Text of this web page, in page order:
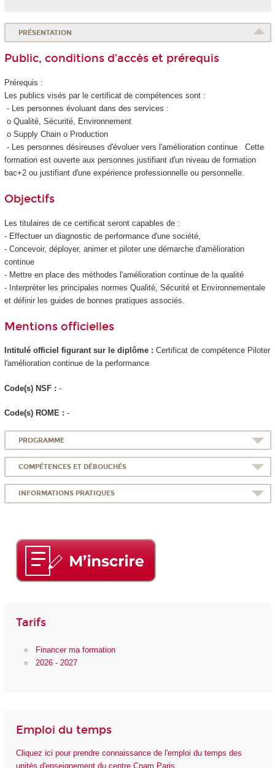
PRÉSENTATION
Public, conditions d’accès et prérequis
Prérequis :
Les publics visés par le certificat de compétences sont :
- Les personnes évoluant dans des services :
o Qualité, Sécurité, Environnement
o Supply Chain o Production
- Les personnes désireuses d'évoluer vers l'amélioration continue Cette
formation est ouverte aux personnes justifiant d'un niveau de formation
bac+2 ou justifiant d'une expérience professionnelle ou personnelle.
Objectifs
Les titulaires de ce certificat seront capables de :
- Effectuer un diagnostic de performance d'une société,
- Concevoir, déployer, animer et piloter une démarche d'amélioration
continue
- Mettre en place des méthodes l'amélioration continue de la qualité
- Interpréter les principales normes Qualité, Sécurité et Environnementale
et définir les guides de bonnes pratiques associés.
Mentions officielles
Intitulé officiel figurant sur le diplôme : Certificat de compétencePiloter
l'amélioration continue de la performance
Code(s) NSF : -
Code(s) ROME : -
PROGRAMME
COMPÉTENCES ET DÉBOUCHÉS
INFORMATIONS PRATIQUES
Tarifs
Financer ma formation
2026 - 2027
Emploi du temps
Cliquez ici pour prendre connaissance de l'emploi du temps des
unités d'enseignement du centre Cnam Paris.